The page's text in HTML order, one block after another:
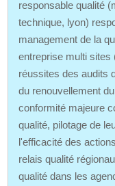
responsable qualité
technique, lyon)
management de la
entreprise multi sites
réussites des audits
du renouvellement
conformité majeure
qualité, pilotage de
l'efficacité des
relais qualité
qualité dans les